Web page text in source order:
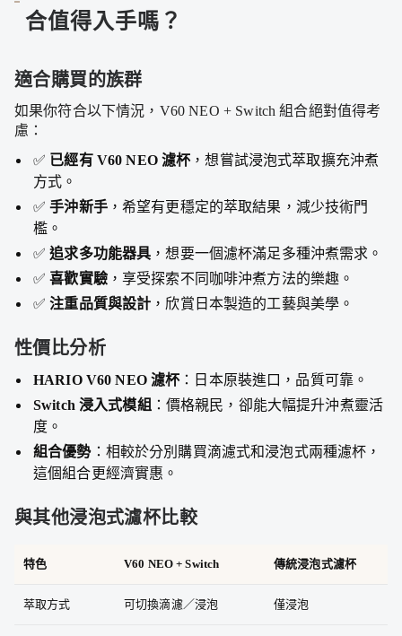
合值得入手嗎？
適合購買的族群
如果你符合以下情況，V60 NEO + Switch 組合絕對值得考
慮：
✅ 已經有 V60 NEO 濾杯，想嘗試浸泡式萃取擴充沖煮
方式。
✅手沖新手，希望有更穩定的萃取結果，減少技術門
檻。
✅追求多功能器具 ，想要一個濾杯滿足多種沖煮需求。
✅喜歡實驗，享受探索不同咖啡沖煮方法的樂趣。
✅注重品質與設計 ，欣賞日本製造的工藝與美學。
性價比分析
HARIO V60 NEO 濾杯：日本原裝進口，品質可靠。
Switch 浸入式模組 ：價格親民，卻能大幅提升沖煮靈活
度。
組合優勢：相較於分別購買滴濾式和浸泡式兩種濾杯，
這個組合更經濟實惠。
與其他浸泡式濾杯比較
特色 V60 NEO + Switch 傳統浸泡式濾杯
萃取方式 可切換滴濾／浸泡 僅浸泡